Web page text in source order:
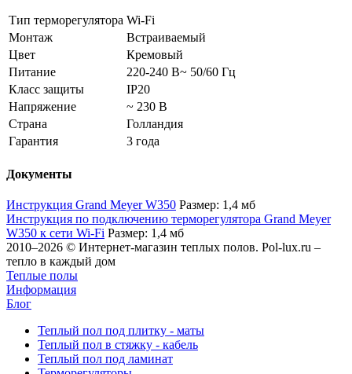
Тип терморегулятора Wi-Fi
Монтаж
Встраиваемый
Цвет
Кремовый
Питание
220-240 В~ 50/60 Гц
Класс защиты
IP20
Напряжение
~ 230 В
Страна
Голландия
Гарантия
3 года
Документы
Инструкция Grand Meyer W350 Размер: 1,4 мб
Инструкция по подключению терморегулятора Grand Meyer
W350 к сети Wi-Fi Размер: 1,4 мб
2010–2026 © Интернет-магазин теплых полов. Pol-lux.ru –
тепло в каждый дом
Теплые полы
Информация
Блог
Теплый пол под плитку - маты
Теплый пол в стяжку - кабель
Теплый пол под ламинат